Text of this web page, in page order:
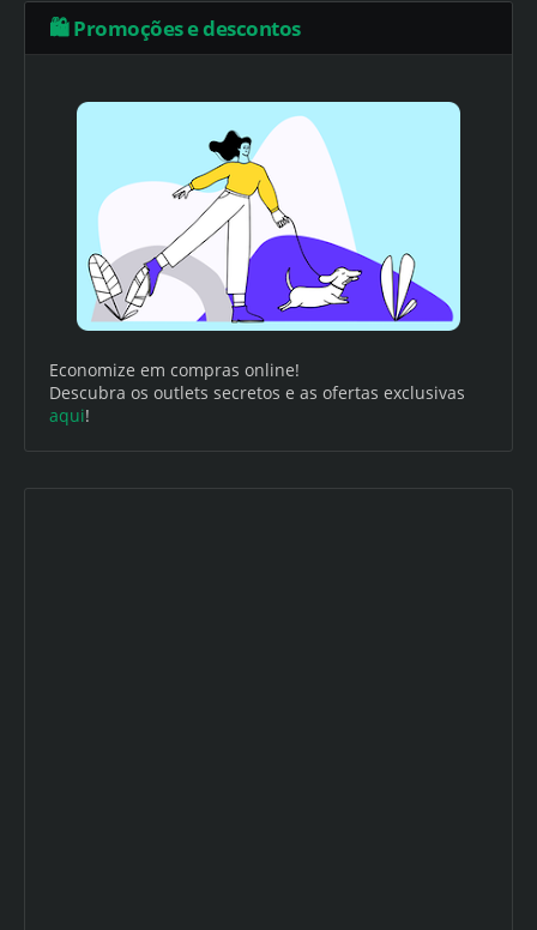
🛍️ Promoções e descontos
Economize em compras online!
Descubra os outlets secretos e as ofertas exclusivas
aqui!